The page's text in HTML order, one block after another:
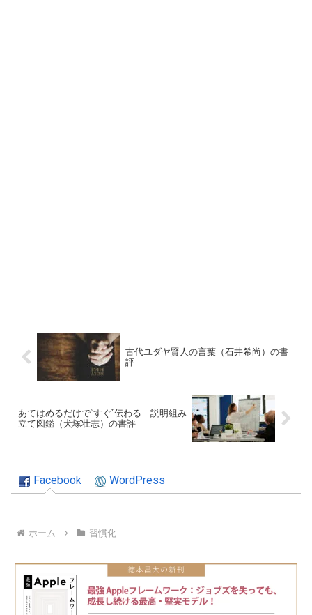
古代ユダヤ賢人の言葉（石井希尚）の書
評
あてはめるだけで“すぐ”伝わる 説明組み
立て図鑑（犬塚壮志）の書評
Facebook WordPress
ホーム 習慣化